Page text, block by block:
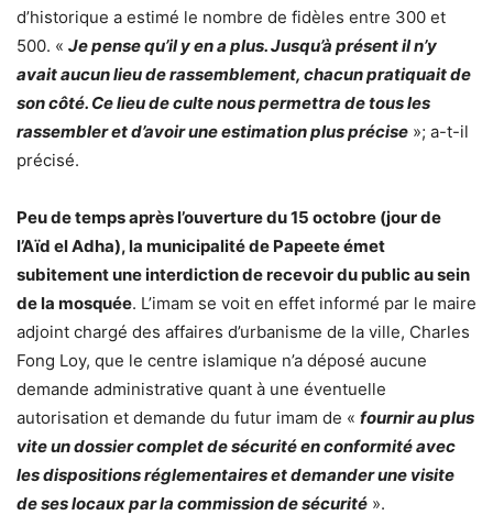
d’historique a estimé le nombre de fidèles entre 300 et
500. « Je pense qu’il y en a plus. Jusqu’à présent il n’y
avait aucun lieu de rassemblement, chacun pratiquait de
son côté. Ce lieu de culte nous permettra de tous les
rassembler et d’avoir une estimation plus précise »; a-t-il
précisé.
Peu de temps après l’ouverture du 15 octobre (jour de
l’Aïd el Adha), la municipalité de Papeete émet
subitement une interdiction de recevoir du public au sein
de la mosquée. L’imam se voit en effet informé par le maire
adjoint chargé des affaires d’urbanisme de la ville, Charles
Fong Loy, que le centre islamique n’a déposé aucune
demande administrative quant à une éventuelle
autorisation et demande du futur imam de « fournir au plus
vite un dossier complet de sécurité en conformité avec
les dispositions réglementaires et demander une visite
de ses locaux par la commission de sécurité ».